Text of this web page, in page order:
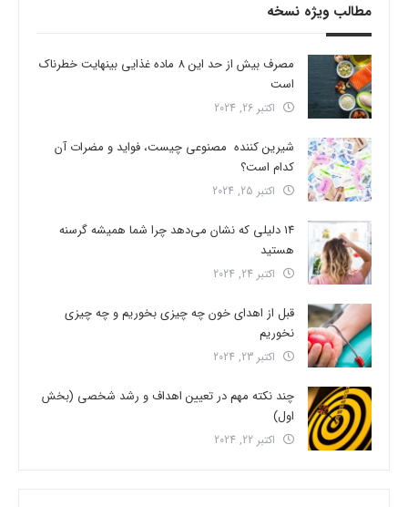
مطالب ویژه نسخه
مصرف بیش از حد این 8 ماده غذایی بینهایت خطرناک
است
اکتبر 26, 2024
شیرین کننده مصنوعی چیست، فواید و مضرات آن
کدام است؟
اکتبر 25, 2024
14 دلیلی که نشان می‌دهد چرا شما همیشه گرسنه
هستید
اکتبر 24, 2024
قبل از اهدای خون چه چیزی بخوریم و چه چیزی
نخوریم
اکتبر 23, 2024
چند نکته مهم در تعیین اهداف و رشد شخصی (بخش
اول)
اکتبر 22, 2024